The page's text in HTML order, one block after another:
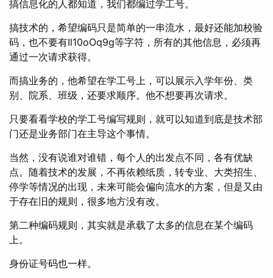
搞信息化的人都知道，我们都编过学工号。
搞技术的，希望编码只是简单的一串流水，最好还能加校验
码，也不要有Il10oOq9g等字符，所有的其他信息，必须再
通过一次请求获得。
而搞业务的，他希望在学工号上，可以展示入学年份、类
别、院系、班级，还要求顺序。他不想要再次请求。
只要看看学校的学工号编写规则，就可以知道到底是技术部
门还是业务部门在主导这个事情。
当然，没有说谁对谁错，每个人的出发点不同，各有优缺
点。随着技术的发展，不再依赖纸质，转专业、大类招生、
停学等情况的出现，未来可能会偏向流水的方案，但是又由
于存在旧的规则，很多地方没有改。
第二种编码规则，其实就是承载了太多的信息在某个编码
上。
身份证号码也一样。